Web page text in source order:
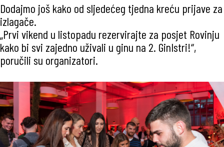
Dodajmo još kako od sljedećeg tjedna kreću prijave za
izlagače.
„Prvi vikend u listopadu rezervirajte za posjet Rovinju
kako bi svi zajedno uživali u ginu na 2. GinIstri!“,
poručili su organizatori.